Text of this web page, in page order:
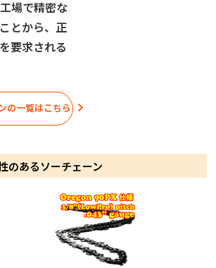
場で精密な
とから、正
要求される
の一覧はこちら
のあるソーチェーン